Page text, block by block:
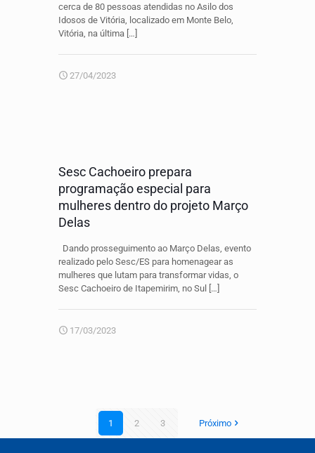
cerca de 80 pessoas atendidas no Asilo dos
Idosos de Vitória, localizado em Monte Belo,
Vitória, na última […]
27/04/2023
Sesc Cachoeiro prepara
programação especial para
mulheres dentro do projeto Março
Delas
Dando prosseguimento ao Março Delas, evento
realizado pelo Sesc/ES para homenagear as
mulheres que lutam para transformar vidas, o
Sesc Cachoeiro de Itapemirim, no Sul
[…]
17/03/2023
1 2 3 Próximo